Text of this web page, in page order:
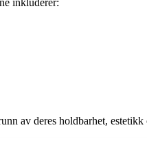
av deres holdbarhet,